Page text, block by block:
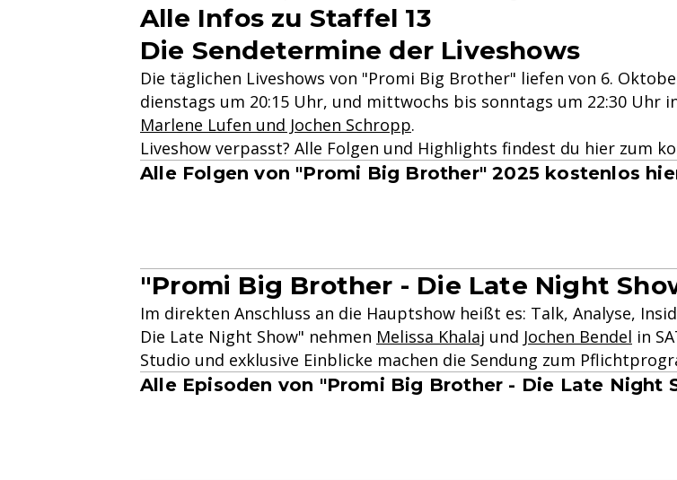
Alle Infos zu Staffel 13
Die Sendetermine der Liveshows
Die täglichen Liveshows von "Promi Big Brother" liefen von 6.
dienstags um 20:15 Uhr, und mittwochs bis sonntags um 22:30 Uhr
Marlene Lufen und Jochen Schropp.
Liveshow verpasst? Alle Folgen und Highlights findest du hier zum
Alle Folgen von "Promi Big Brother" 2025 kostenlos
"Promi Big Brother - Die Late Night
Im direkten Anschluss an die Hauptshow heißt es: Talk, Analyse,
Die Late Night Show" nehmen Melissa Khalaj und Jochen Bendel in
Studio und exklusive Einblicke machen die Sendung zum
Alle Episoden von "Promi Big Brother - Die Late Night